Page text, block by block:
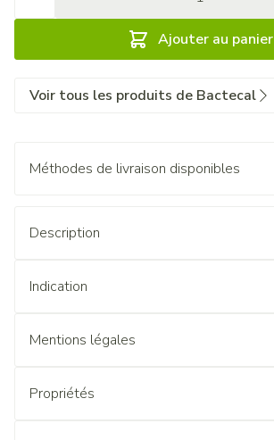
Ajouter au panier
Voir tous les produits de Bactecal
Méthodes de livraison disponibles
Description
Indication
Mentions légales
Propriétés